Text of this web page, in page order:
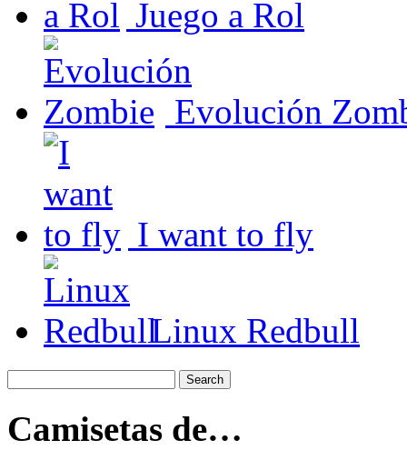
Juego a Rol
Evolución
I want to fly
Linux Redbull
Camisetas de…